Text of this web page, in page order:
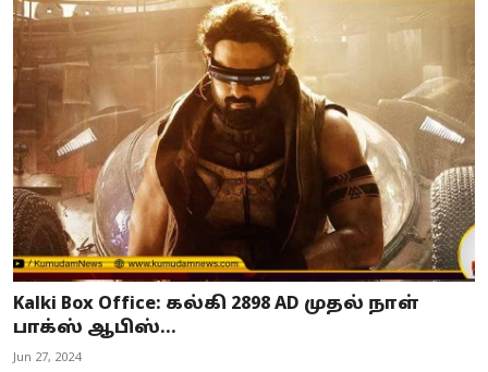
Kalki Box Office: கல்கி 2898 AD முதல் நாள்
பாக்ஸ் ஆபிஸ்...
Jun 27, 2024